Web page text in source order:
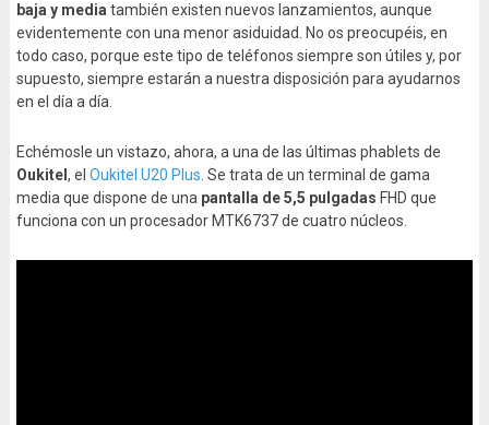
baja y media también existen nuevos lanzamientos, aunque
evidentemente con una menor asiduidad. No os preocupéis, en
todo caso, porque este tipo de teléfonos siempre son útiles y, por
supuesto, siempre estarán a nuestra disposición para ayudarnos
en el día a día.
Echémosle un vistazo, ahora, a una de las últimas phablets de
Oukitel , el Oukitel U20 Plus. Se trata de un terminal de gama
media que dispone de una pantalla de 5,5 pulgadas FHD que
funciona con un procesador MTK6737 de cuatro núcleos.